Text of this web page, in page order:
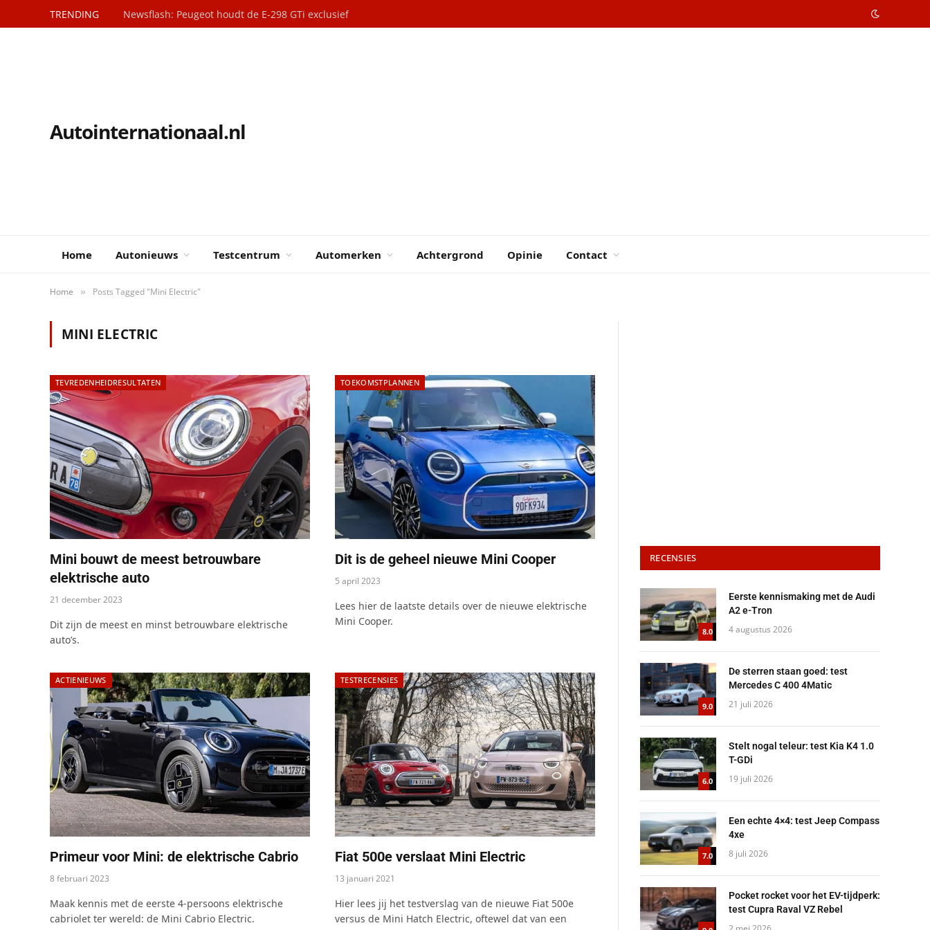
TRENDING Newsflash: Peugeot houdt de E-298 GTi exclusief
Autointernationaal.nl
Home Autonieuws Testcentrum Automerken Achtergrond Opinie Contact
Home » Posts Tagged "Mini Electric"
MINI ELECTRIC
TEVREDENHEIDRESULTATEN
Mini bouwt de meest betrouwbare
elektrische auto
21 december 2023
Dit zijn de meest en minst betrouwbare elektrische
auto’s.
TOEKOMSTPLANNEN
Dit is de geheel nieuwe Mini Cooper
5 april 2023
Lees hier de laatste details over de nieuwe elektrische
Mini Cooper.
ACTIENIEUWS
Primeur voor Mini: de elektrische Cabrio
8 februari 2023
Maak kennis met de eerste 4-persoons elektrische
cabriolet ter wereld: de Mini Cabrio Electric.
TESTRECENSIES
Fiat 500e verslaat Mini Electric
13 januari 2021
Hier lees jij het testverslag van de nieuwe Fiat 500e
versus de Mini Hatch Electric, oftewel dat van een
RECENSIES
8.0
Eerste kennismaking met de Audi
A2 e-Tron
4 augustus 2026
9.0
De sterren staan goed: test
Mercedes C 400 4Matic
21 juli 2026
6.0
Stelt nogal teleur: test Kia K4 1.0
T-GDi
19 juli 2026
7.0
Een echte 4×4: test Jeep Compass
4xe
8 juli 2026
Pocket rocket voor het EV-tijdperk:
test Cupra Raval VZ Rebel